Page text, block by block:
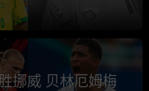
挪威 贝林厄姆梅